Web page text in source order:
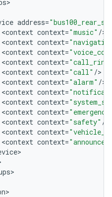
address=
<context context="music" /
<context context=
<context context=
<context context=
<context context="call" /
<context context="alarm" /
<context context=
<context context=
<context context=
<context context="safety" /
<context context=
<context context=